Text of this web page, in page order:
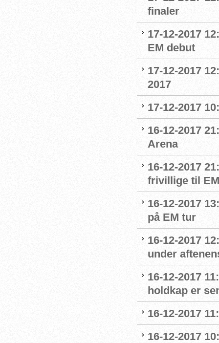
finaler
17-12-2017
EM debut
17-12-2017
2017
17-12-2017
16-12-2017
Arena
16-12-2017
frivillige til
16-12-2017
på EM tur
16-12-2017
under
16-12-2017
holdkap er
16-12-2017
16-12-2017